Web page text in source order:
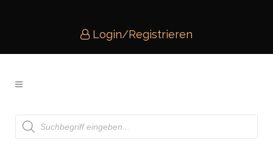
Login/Registrieren
Products
search